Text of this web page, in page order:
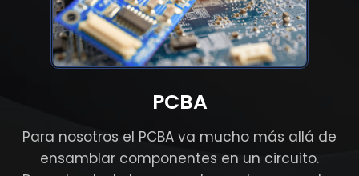
PCBA
Para nosotros el PCBA va mucho más allá de
ensamblar componentes en un circuito.